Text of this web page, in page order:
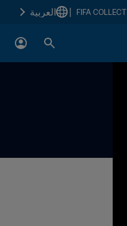
FIFA COLLECT العربية